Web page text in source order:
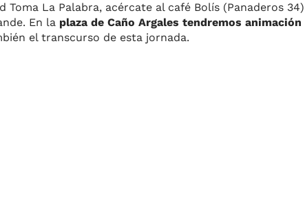
La Palabra, acércate al café Bolís (Panaderos 34)
En la plaza de Caño Argales tendremos animación
el transcurso de esta jornada.